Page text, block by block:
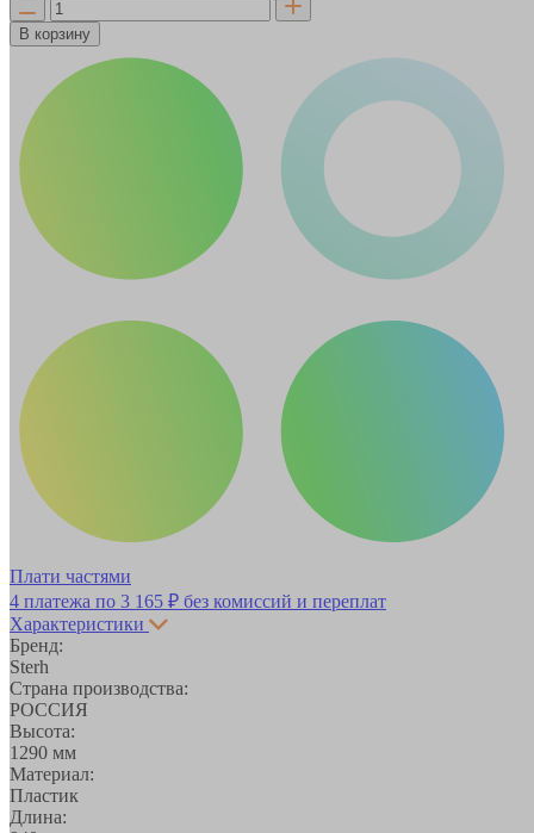
В корзину
Плати частями
4 платежа по 3 165 ₽ без комиссий и переплат
Характеристики
Бренд:
Sterh
Страна производства:
РОССИЯ
Высота:
1290 мм
Материал:
Пластик
Длина: